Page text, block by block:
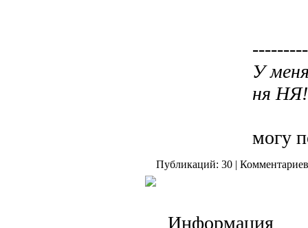
У
ня НЯ!
могу
Публикаций: 30 |
Информация